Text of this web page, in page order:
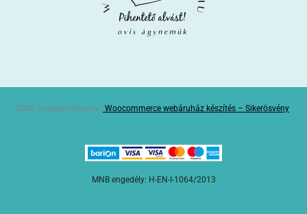
2020 ovisagynemu.hu | Woocommerce webáruház készítés – Sikerösvény
MNB engedély: H-EN-I-1064/2013